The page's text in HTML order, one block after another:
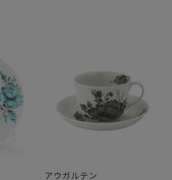
アウガルテン